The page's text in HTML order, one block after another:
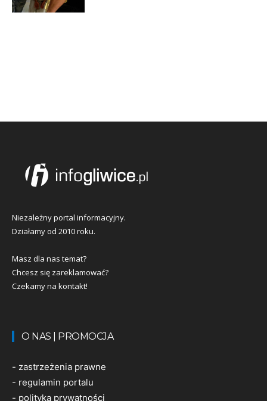
Niezależny portal informacyjny.
Działamy od 2010 roku.
Masz dla nas temat?
Chcesz się zareklamować?
Czekamy na kontakt!
O NAS | PROMOCJA
- zastrzeżenia prawne
- regulamin portalu
- polityka prywatności